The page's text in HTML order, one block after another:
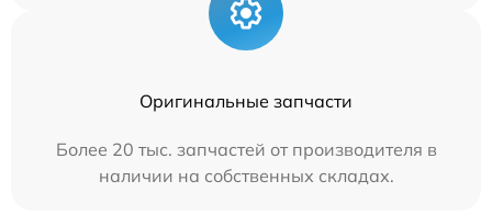
Оригинальные запчасти
Более 20 тыс. запчастей от производителя в
наличии на собственных складах.